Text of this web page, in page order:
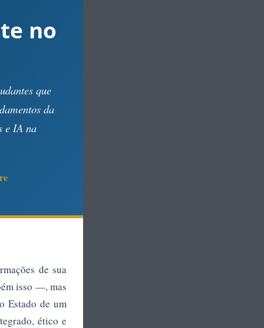
no
que
da
e IA na
de sua
isso —, mas
Estado de um
ético e